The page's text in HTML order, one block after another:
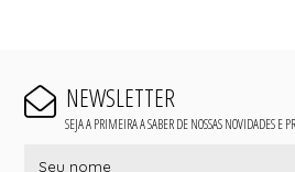
NEWSLETTER
SEJA A PRIMEIRA A SABER DE NOSSAS NOVIDADES E